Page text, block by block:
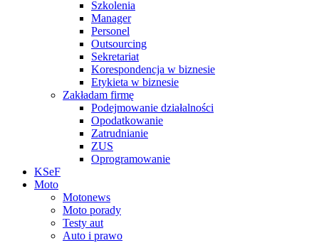
Szkolenia
Manager
Personel
Outsourcing
Sekretariat
Korespondencja w biznesie
Etykieta w biznesie
Zakładam firmę
Podejmowanie działalności
Opodatkowanie
Zatrudnianie
ZUS
Oprogramowanie
KSeF
Moto
Motonews
Moto porady
Testy aut
Auto i prawo